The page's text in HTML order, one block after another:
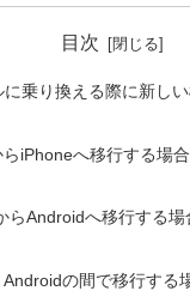
目次
に乗り換える際に新し
iPhoneへ移行する場
らAndroidへ移行する場
の間で移行する